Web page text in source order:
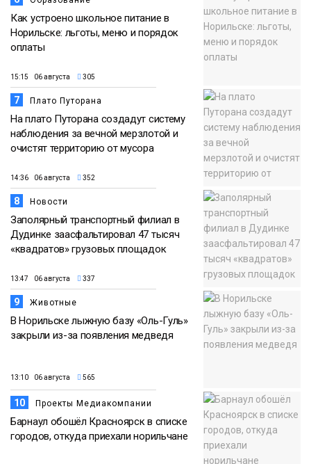
Как устроено школьное питание в
Норильске: льготы, меню и порядок
оплаты
15:15 06 августа 305
7 Плато Путорана
На плато Путорана создадут систему
наблюдения за вечной мерзлотой и
очистят территорию от мусора
14:36 06 августа 352
8 Новости
Заполярный транспортный филиал в
Дудинке заасфальтировал 47 тысяч
«квадратов» грузовых площадок
13:47 06 августа 337
9 Животные
В Норильске лыжную базу «Оль-Гуль»
закрыли из-за появления медведя
13:10 06 августа 565
10 Проекты Медиакомпании
Барнаул обошёл Красноярск в списке
городов, откуда приехали норильчане